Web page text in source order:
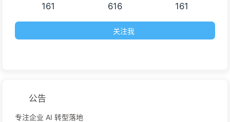
161 616 161
关注我
公告
专注企业 AI 转型落地